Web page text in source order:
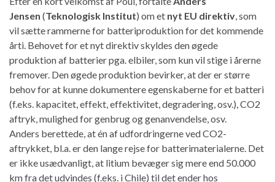
Jensen (Teknologisk Institut) om et nyt EU direktiv, som
vil sætte rammerne for batteriproduktion for det kommende
årti. Behovet for et nyt direktiv skyldes den øgede
produktion af batterier pga. elbiler, som kun vil stige i årerne
fremover. Den øgede produktion bevirker, at der er større
behov for at kunne dokumentere egenskaberne for et batteri
(f.eks. kapacitet, effekt, effektivitet, degradering, osv.), CO2
aftryk, mulighed for genbrug og genanvendelse, osv.
Anders berettede, at én af udfordringerne ved CO2-
aftrykket, bl.a. er den lange rejse for batterimaterialerne. Det
er ikke usædvanligt, at litium bevæger sig mere end 50.000
km fra det udvindes (f.eks. i Chile) til det ender hos